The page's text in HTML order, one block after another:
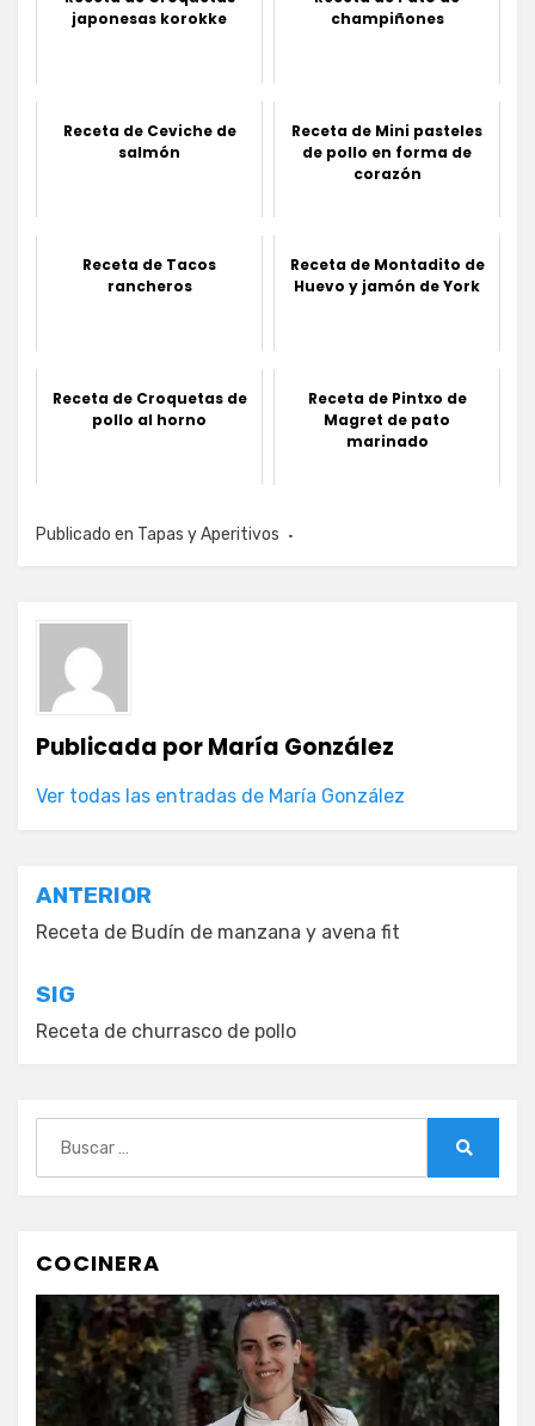
japonesas korokke
champiñones
Receta de Ceviche de
salmón
Receta de Mini pasteles
de pollo en forma de
corazón
Receta de Tacos
rancheros
Receta de Montadito de
Huevo y jamón de York
Receta de Croquetas de
pollo al horno
Receta de Pintxo de
Magret de pato
marinado
Publicado en Tapas y Aperitivos
Publicada porMaría González
Ver todas las entradas de María González
Navegación
de
entradas
ANTERIOR
Receta de Budín de manzana y avena fit
SIG
Receta de churrasco de pollo
COCINERA